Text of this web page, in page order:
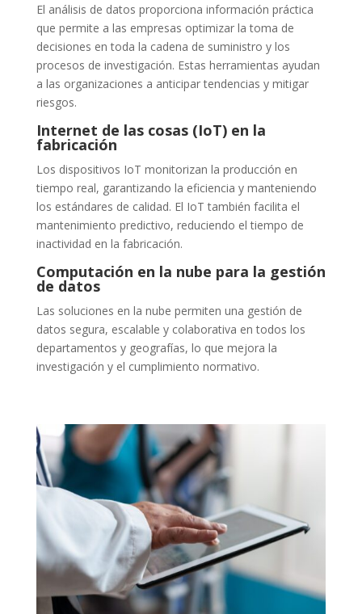
El análisis de datos proporciona información práctica
que permite a las empresas optimizar la toma de
decisiones en toda la cadena de suministro y los
procesos de investigación. Estas herramientas ayudan
a las organizaciones a anticipar tendencias y mitigar
riesgos.
Internet de las cosas (IoT) en la
fabricación
Los dispositivos IoT monitorizan la producción en
tiempo real, garantizando la eficiencia y manteniendo
los estándares de calidad. El IoT también facilita el
mantenimiento predictivo, reduciendo el tiempo de
inactividad en la fabricación.
Computación en la nube para la gestión
de datos
Las soluciones en la nube permiten una gestión de
datos segura, escalable y colaborativa en todos los
departamentos y geografías, lo que mejora la
investigación y el cumplimiento normativo.